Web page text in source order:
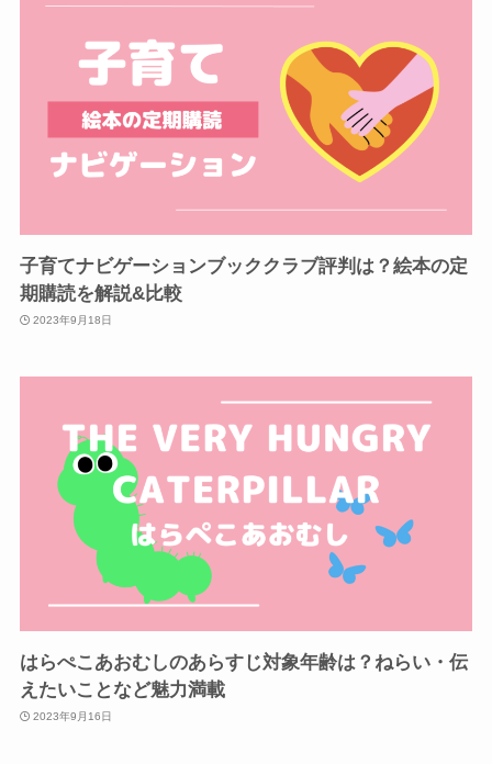
子育てナビゲーションブッククラブ評判は？絵本の定
期購読を解説&比較
2023年9月18日
はらぺこあおむしのあらすじ対象年齢は？ねらい・伝
えたいことなど魅力満載
2023年9月16日